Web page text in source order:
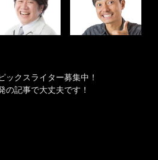
ックスライター募集中！
の記事で大丈夫です！